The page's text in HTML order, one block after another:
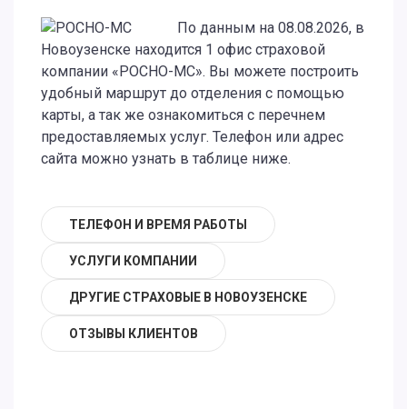
По данным на 08.08.2026, в
Новоузенске находится 1 офис страховой
компании «РОСНО-МС». Вы можете построить
удобный маршрут до отделения с помощью
карты, а так же ознакомиться с перечнем
предоставляемых услуг. Телефон или адрес
сайта можно узнать в таблице ниже.
ТЕЛЕФОН И ВРЕМЯ РАБОТЫ
УСЛУГИ КОМПАНИИ
ДРУГИЕ СТРАХОВЫЕ В НОВОУЗЕНСКЕ
ОТЗЫВЫ КЛИЕНТОВ